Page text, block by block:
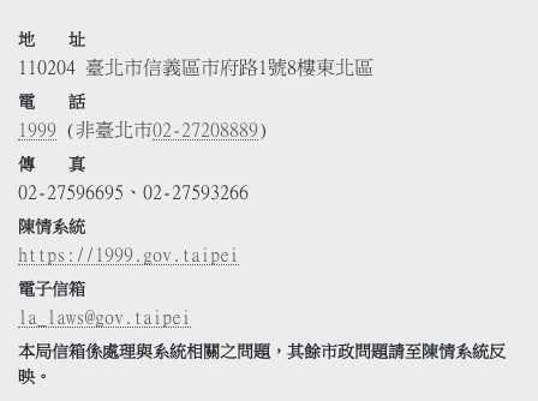
地 址
110204 臺北市信義區市府路1號8樓東北區
電 話
1999 (非臺北市02-27208889)
傳 真
02-27596695、02-27593266
陳情系統
https://1999.gov.taipei
電子信箱
la_laws@gov.taipei
本局信箱係處理與系統相關之問題，其餘市政問題請至陳情系統反
映。